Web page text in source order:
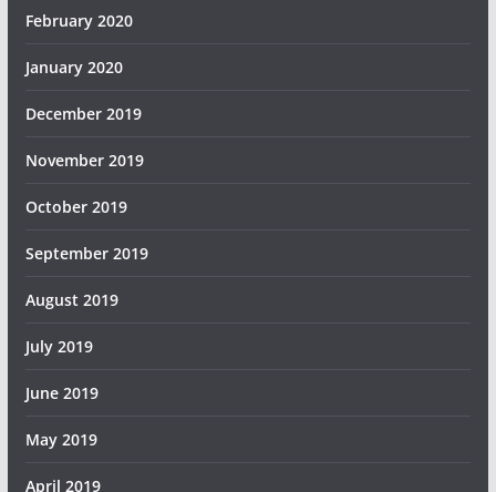
February 2020
January 2020
December 2019
November 2019
October 2019
September 2019
August 2019
July 2019
June 2019
May 2019
April 2019